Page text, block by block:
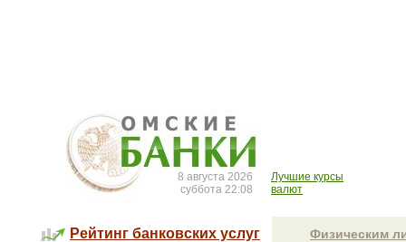
8 августа 2026
суббота 22:08
Лучшие курсы
валют
Рейтинг банковских услуг Физическим